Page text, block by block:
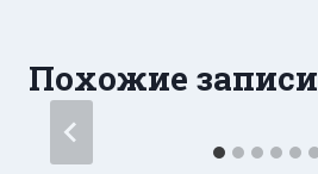
Похожие записи